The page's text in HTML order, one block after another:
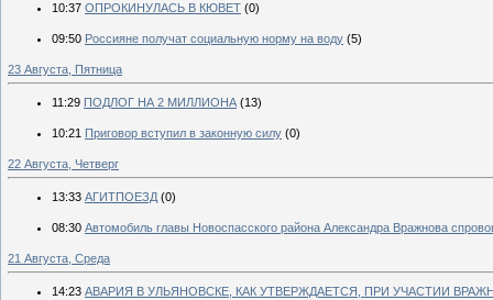
10:37 ОПРОКИНУЛАСЬ В КЮВЕТ (0)
09:50 Россияне получат социальную норму на воду (5)
23 Августа, Пятница
11:29 ПОДЛОГ НА 2 МИЛЛИОНА (13)
10:21 Приговор вступил в законную силу (0)
22 Августа, Четверг
13:33 АГИТПОЕЗД (0)
08:30 Автомобиль главы Новоспасского района Александра Вражнова
21 Августа, Среда
14:23 АВАРИЯ В УЛЬЯНОВСКЕ, КАК УТВЕРЖДАЕТСЯ, ПРИ УЧАСТИИ